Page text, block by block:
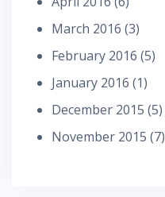
March 2016 (3)
February 2016 (5)
January 2016 (1)
December 2015 (5)
November 2015 (7)